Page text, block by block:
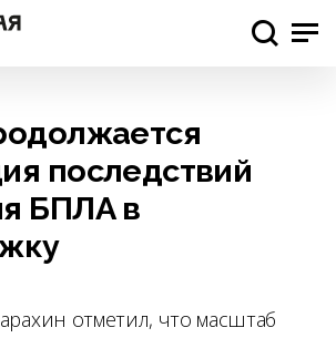
последствий
БПЛА в
отметил, что масштаб